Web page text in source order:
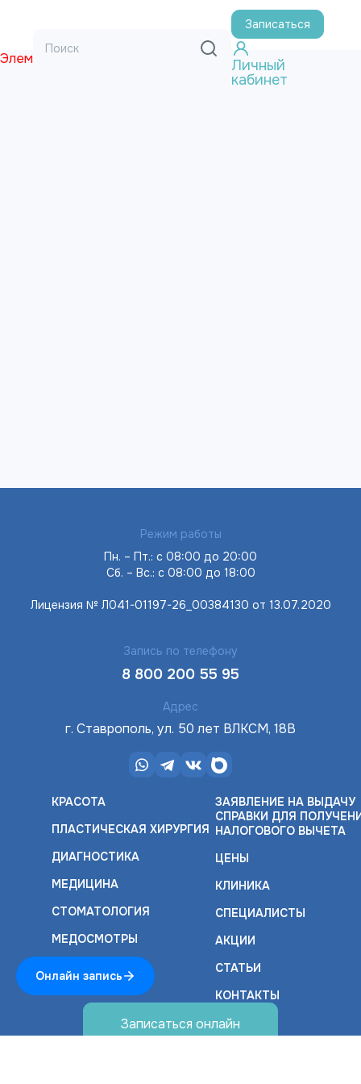
Записаться
Личный
кабинет
Элемент не найден!
Режим работы
Пн. – Пт.: с 08:00 до 20:00
Сб. – Вс.: с 08:00 до 18:00
Лицензия № Л041-01197-26_00384130 от 13.07.2020
Запись по телефону
8 800 200 55 95
Адрес
г. Ставрополь, ул. 50 лет ВЛКСМ, 18В
КРАСОТА
ПЛАСТИЧЕСКАЯ ХИРУРГИЯ
ДИАГНОСТИКА
МЕДИЦИНА
СТОМАТОЛОГИЯ
МЕДОСМОТРЫ
ЗАЯВЛЕНИЕ НА ВЫДАЧУ
СПРАВКИ ДЛЯ
НАЛОГОВОГО ВЫЧЕТА
ЦЕНЫ
КЛИНИКА
СПЕЦИАЛИСТЫ
АКЦИИ
СТАТЬИ
КОНТАКТЫ
Записаться онлайн